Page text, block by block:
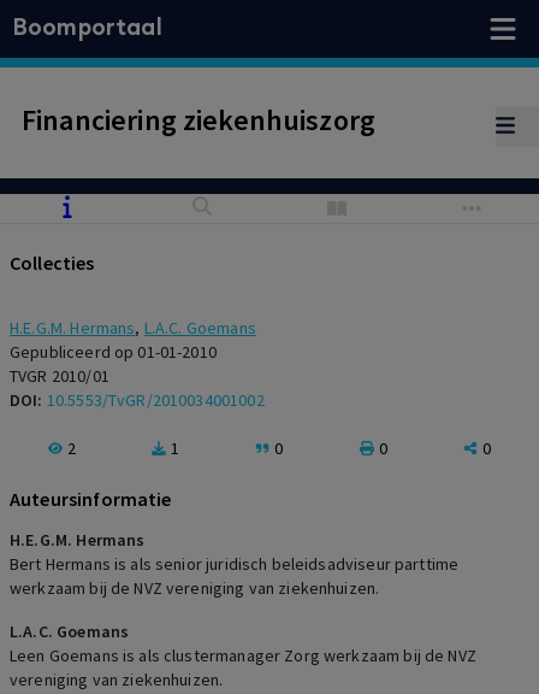
Boomportaal
Financiering ziekenhuiszorg
Collecties
H.E.G.M. Hermans, L.A.C. Goemans
Gepubliceerd op 01-01-2010
TVGR 2010/01
DOI: 10.5553/TvGR/2010034001002
2 1 0 0 0
Auteursinformatie
H.E.G.M. Hermans
Bert Hermans is als senior juridisch beleidsadviseur parttime
werkzaam bij de NVZ vereniging van ziekenhuizen.
L.A.C. Goemans
Leen Goemans is als clustermanager Zorg werkzaam bij de NVZ
vereniging van ziekenhuizen.